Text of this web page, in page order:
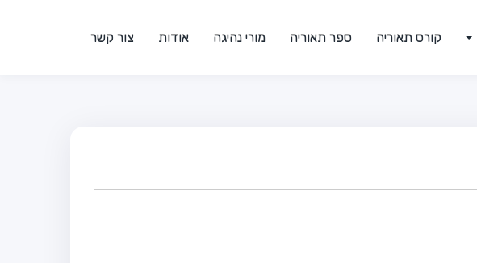
קורס תאוריה ספר תאוריה מורי נהיגה אודות צור קשר